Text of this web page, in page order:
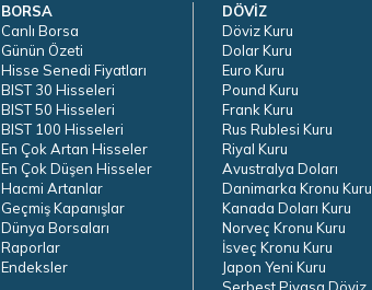
BORSA
Canlı Borsa
Günün Özeti
Hisse Senedi Fiyatları
BIST 30 Hisseleri
BIST 50 Hisseleri
BIST 100 Hisseleri
En Çok Artan Hisseler
En Çok Düşen Hisseler
Hacmi Artanlar
Geçmiş Kapanışlar
Dünya Borsaları
Raporlar
Endeksler
DÖVİZ
Döviz Kuru
Dolar Kuru
Euro Kuru
Pound Kuru
Frank Kuru
Rus Rublesi Kuru
Riyal Kuru
Avustralya Doları
Danimarka Kronu Kuru
Kanada Doları Kuru
Norveç Kronu Kuru
İsveç Kronu Kuru
Japon Yeni Kuru
Serbest Piyasa Döviz